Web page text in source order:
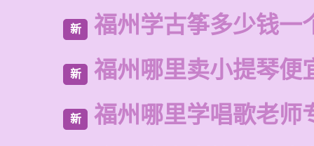
新 福州学古筝多少钱一
新 福州哪里卖小提琴便
新 福州哪里学唱歌老师